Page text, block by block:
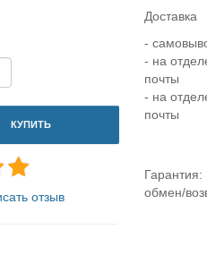
КУПИТЬ
отзыв
Доставка
-
- на
почты
- на
почты
Гарантия:
обмен/